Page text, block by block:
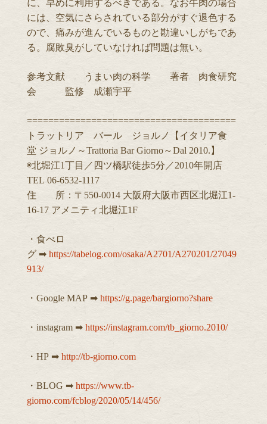
に、早めに利用するべきである。なお牛肉の場合
には、空気にさらされている部分がすぐ退色する
ので、痛みが進んでいるものと勘違いしがちであ
る。腐敗臭がしていなければ問題は無い。
参考文献 うまい肉の科学 著者 肉食研究
会 監修 成瀬宇平
=======================================
トラットリア バール ジョルノ【イタリア食
堂 ジョルノ～Trattoria Bar Giorno～Dal 2010.】
◉北堀江1丁目／四ツ橋駅徒歩5分／2010年開店
TEL 06-6532-1117
住 所：〒550-0014 大阪府大阪市西区北堀江1-
16-17 アメニティ北堀江1F
・食べロ
グ ➡︎ https://tabelog.com/osaka/A2701/A270201/27049
913/
・Google MAP ➡︎ https://g.page/bargiorno?share
・instagram ➡︎ https://instagram.com/tb_giorno.2010/
・HP ➡︎ http://tb-giorno.com
・BLOG ➡︎ https://www.tb-
giorno.com/fcblog/2020/05/14/456/